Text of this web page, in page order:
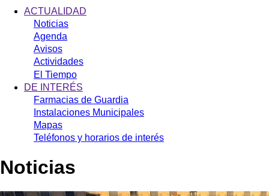
de
ayuda
navegación
ACTUALIDAD
Noticias
Agenda
Avisos
Actividades
El Tiempo
DE INTERÉS
Farmacias de Guardia
Instalaciones Municipales
Mapas
Teléfonos y horarios de interés
Noticias